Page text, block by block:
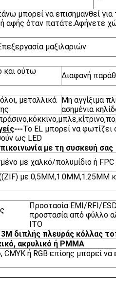
μπορεί να επισημανθεί για
αφής όταν πατάτε.Αφήνετε
μαξιλαριών
και ούτω
Διαφανή
μεταλλικά Μη αγγίξιμα
ασημένια
---Το EL μπορεί να
ως LED
με τη συσκευή σας
με χαλκό/πολυμίδιο ή FPC
με 0,5MM,1.0MM,1.25MM
Προστασία EMI/RFI/
προστασία από φύλλο
ITO
διπλής πλευράς κόλλας
ακρυλικό ή PMMA
ή RGB επίσης μπορεί να